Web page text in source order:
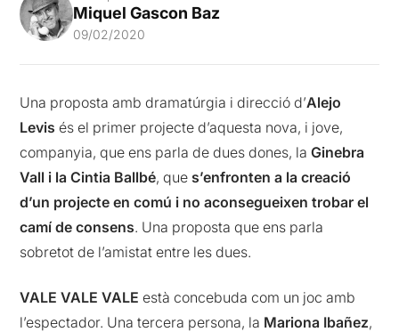
Miquel Gascon Baz
09/02/2020
Una proposta amb dramatúrgia i direcció d’Alejo
Levis és el primer projecte d’aquesta nova, i jove,
companyia, que ens parla de dues dones, laGinebra
Vall i la Cintia Ballbé, que s’enfronten a la creació
d’un projecte en comú i no aconsegueixen trobar el
camí de consens. Una proposta que ens parla
sobretot de l’amistat entre les dues.
VALE VALE VALE està concebuda com un joc amb
l’espectador. Una tercera persona, la Mariona Ibañez,